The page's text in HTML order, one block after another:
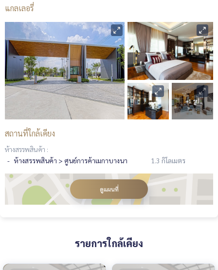
แกลเลอรี่
+1 รูป
สถานที่ใกล้เคียง
ห้างสรรพสินค้า :
ห้างสรรพสินค้า > ศูนย์การค้าเมกาบางนา
1.3 กิโลเมตร
ดูแผนที่
รายการใกล้เคียง